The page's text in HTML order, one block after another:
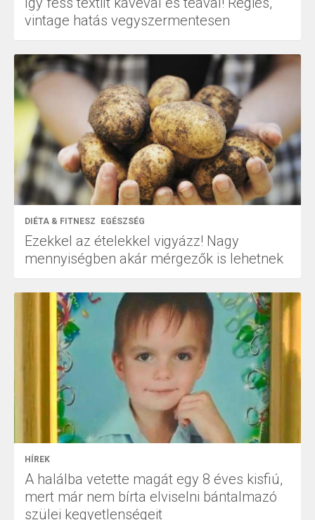
vintage hatás vegyszermentesen
DIÉTA & FITNESZ EGÉSZSÉG
Ezekkel az ételekkel vigyázz! Nagy
mennyiségben akár mérgezők is lehetnek
HÍREK
A halálba vetette magát egy 8 éves kisfiú,
mert már nem bírta elviselni bántalmazó
szülei kegyetlenségeit